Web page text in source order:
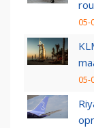
05-
05-